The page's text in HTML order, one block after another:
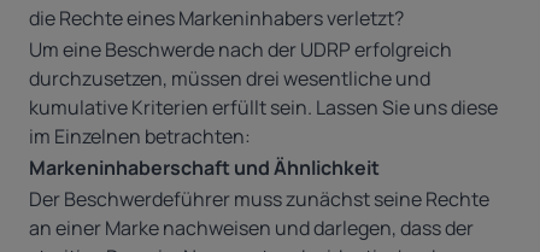
die Rechte eines Markeninhabers verletzt?
Um eine Beschwerde nach der UDRP erfolgreich
durchzusetzen, müssen drei wesentliche und
kumulative Kriterien erfüllt sein. Lassen Sie uns diese
im Einzelnen betrachten:
Markeninhaberschaft und Ähnlichkeit
DerBeschwerdeführer muss zunächst seine Rechte
an einer Marke nachweisen und darlegen, dass der